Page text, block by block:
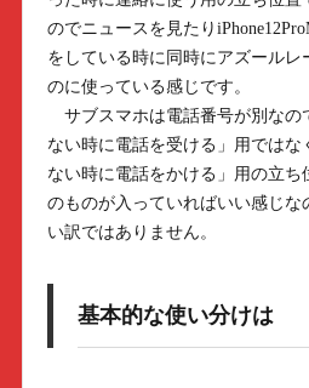
のでニュースを見たり
をしている時に同時にアズールレ
のに使っている感じです。
サブスマホは電話番号が別なの
ない時に電話を受ける」用ではな
ない時に電話をかける」用の立ち
のものが入っていればいい感じな
い訳ではありません。
基本的な使い分けは